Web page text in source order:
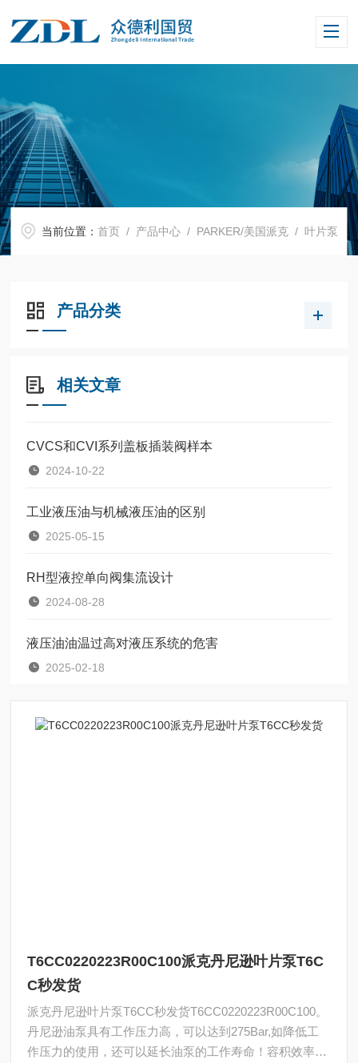
当前位置：首页 / 产品中心 / PARKER/美国派克 /叶片泵
产品分类
相关文章
CVCS和CVI系列盖板插装阀样本
2024-10-22
工业液压油与机械液压油的区别
2025-05-15
RH型液控单向阀集流设计
2024-08-28
液压油油温过高对液压系统的危害
2025-02-18
T6CC0220223R00C100派克丹尼逊叶片泵T6C
C秒发货
派克丹尼逊叶片泵T6CC秒发货T6CC0220223R00C100。
丹尼逊油泵具有工作压力高，可以达到275Bar,如降低工
作压力的使用，还可以延长油泵的工作寿命！容积效率